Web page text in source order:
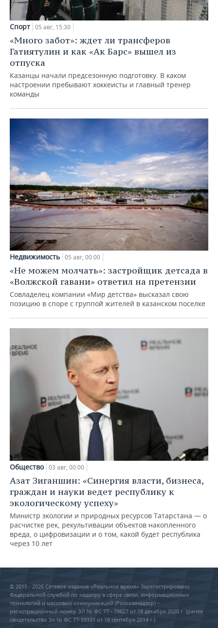
Спорт 05 авг, 15:30
«Много забот»: ждет ли трансферов
Гатиятулин и как «Ак Барс» вышел из
отпуска
Казанцы начали предсезонную подготовку. В каком
настроении пребывают хоккеисты и главный тренер
команды
Недвижимость 05 авг, 00:00
«Не можем молчать»: застройщик детсада в
«Волжской гавани» ответил на претензии
Совладелец компании «Мир детства» высказал свою
позицию в споре с группой жителей в казанском поселке
Общество 03 авг, 00:00
Азат Зиганшин: «Синергия власти, бизнеса,
граждан и науки ведет республику к
экологическому успеху»
Министр экологии и природных ресурсов Татарстана — о
расчистке рек, рекультивации объектов накопленного
вреда, о цифровизации и о том, какой будет республика
через 10 лет
© 2015 - 2026 Сетевое издание «Реальное время» Зарегистрировано
Федеральной службой по надзору в сфере связи, информационных
технологий и массовых коммуникаций (Роскомнадзор) –
регистрационный номер ЭЛ № ФС 77 - 79627 от 18 декабря 2020 г. (ранее
свидетельство Эл № ФС 77-59331 от 18 сентября 2014 г.)